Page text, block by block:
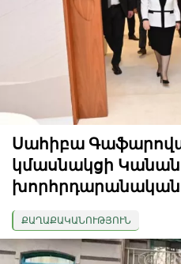
Սահիբա
կմասնակցի
խորհրդարանական
ՔԱՂԱՔԱԿԱՆՈՒԹՅՈՒՆ